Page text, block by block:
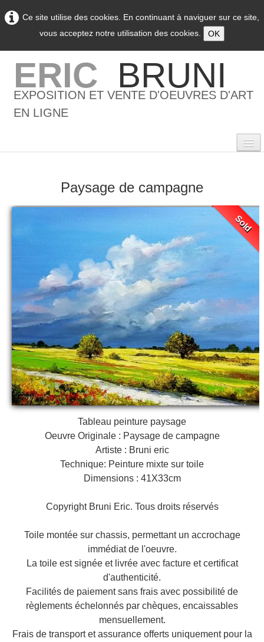
Ce site utilise des cookies. En continuant à naviguer sur ce site,
vous acceptez notre utilisation des cookies.
OK
ERIC BRUNI
EXPOSITION ET VENTE D'OEUVRES D'ART
EN LIGNE
Galeries▼
Vente▼
Boutique
Contact
Newsletter
BLOG
Paysage de campagne
Sold
Tableau peinture paysage
Oeuvre Originale : Paysage de campagne
Artiste : Bruni eric
Technique: Peinture mixte sur toile
Dimensions : 41X33cm
Copyright Bruni Eric. Tous droits réservés
Toile montée sur chassis, permettant un accrochage
immédiat de l'oeuvre.
La toile est signée et livrée avec facture et certificat
d'authenticité.
Facilités de paiement sans frais avec possibilité de
règlements échelonnés par chèques, encaissables
mensuellement.
Frais de transport et assurance offerts uniquement pour la